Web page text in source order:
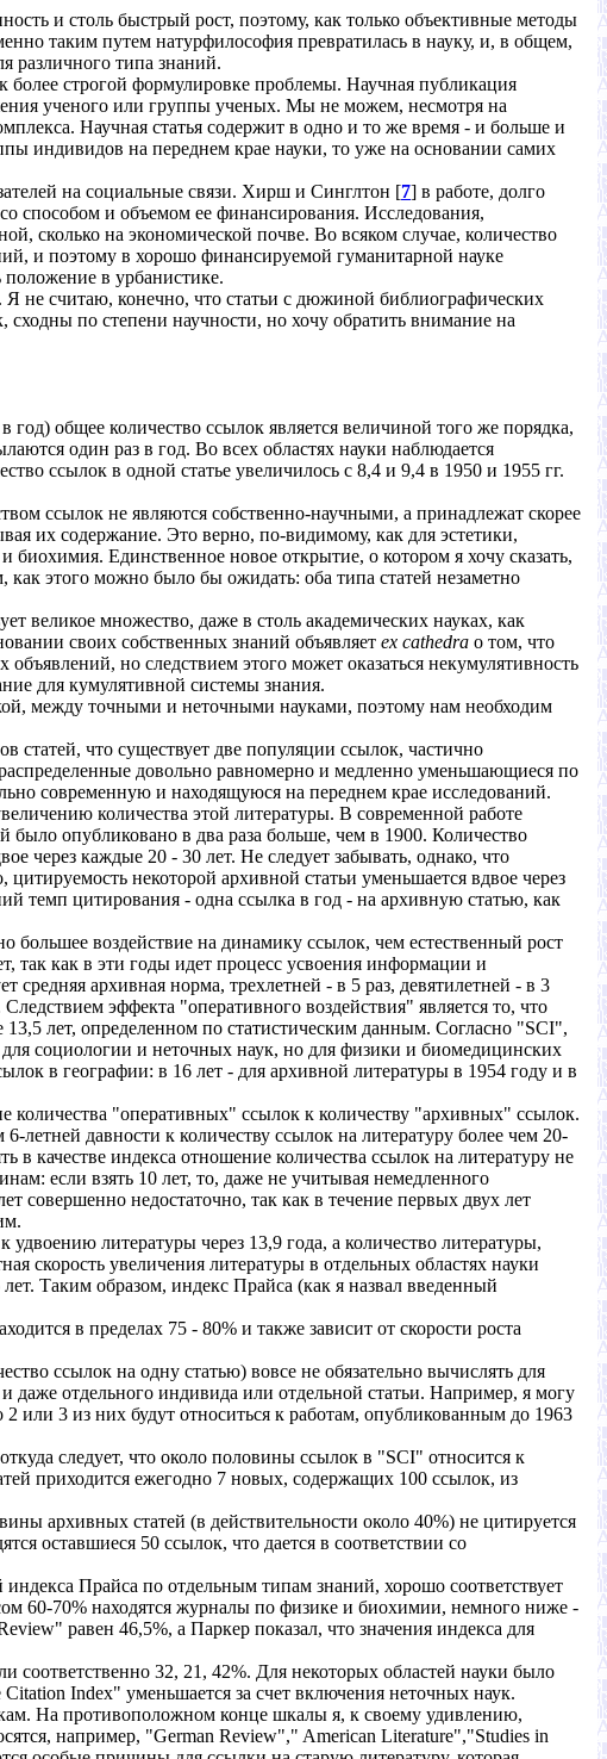
и столь быстрый рост, поэтому, как только объективные методы
таким путем натурфилософия превратилась в науку, и, в общем,
различного типа знаний.
более строгой формулировке проблемы. Научная публикация
ученого или группы ученых. Мы не можем, несмотря на
Научная статья содержит в одно и то же время - и больше и
индивидов на переднем крае науки, то уже на основании самих
на социальные связи. Хирш и Синглтон [7] в работе, долго
способом и объемом ее финансирования. Исследования,
сколько на экономической почве. Во всяком случае, количество
и поэтому в хорошо финансируемой гуманитарной науке
в урбанистике.
Я не считаю, конечно, что статьи с дюжиной библиографических
сходны по степени научности, но хочу обратить внимание на
общее количество ссылок является величиной того же порядка,
один раз в год. Во всех областях науки наблюдается
ссылок в одной статье увеличилось с 8,4 и 9,4 в 1950 и 1955 гг.
ссылок не являются собственно-научными, а принадлежат скорее
их содержание. Это верно, по-видимому, как для эстетики,
Единственное новое открытие, о котором я хочу сказать,
как этого можно было бы ожидать: оба типа статей незаметно
великое множество, даже в столь академических науках, как
своих собственных знаний объявляет ex cathedra о том, что
но следствием этого может оказаться некумулятивность
для кумулятивной системы знания.
между точными и неточными науками, поэтому нам необходим
статей, что существует две популяции ссылок, частично
довольно равномерно и медленно уменьшающиеся по
современную и находящуюся на переднем крае исследований.
количества этой литературы. В современной работе
было опубликовано в два раза больше, чем в 1900. Количество
через каждые 20 - 30 лет. Не следует забывать, однако, что
некоторой архивной статьи уменьшается вдвое через
темп цитирования - одна ссылка в год - на архивную статью, как
большее воздействие на динамику ссылок, чем естественный рост
как в эти годы идет процесс усвоения информации и
архивная норма, трехлетней - в 5 раз, девятилетней - в 3
эффекта "оперативного воздействия" является то, что
лет, определенном по статистическим данным. Согласно "SCI",
социологии и неточных наук, но для физики и биомедицинских
в географии: в 16 лет - для архивной литературы в 1954 году и в
"оперативных" ссылок к количеству "архивных" ссылок.
летней давности к количеству ссылок на литературу более чем 20-
качестве индекса отношение количества ссылок на литературу не
если взять 10 лет, то, даже не учитывая немедленного
совершенно недостаточно, так как в течение первых двух лет
литературы через 13,9 года, а количество литературы,
скорость увеличения литературы в отдельных областях науки
Таким образом, индекс Прайса (как я назвал введенный
в пределах 75 - 80% и также зависит от скорости роста
ссылок на одну статью) вовсе не обязательно вычислять для
даже отдельного индивида или отдельной статьи. Например, я могу
2 или 3 из них будут относиться к работам, опубликованным до 1963
следует, что около половины ссылок в "SCI" относится к
приходится ежегодно 7 новых, содержащих 100 ссылок, из
архивных статей (в действительности около 40%) не цитируется
оставшиеся 50 ссылок, что дается в соответствии со
Прайса по отдельным типам знаний, хорошо соответствует
60-70% находятся журналы по физике и биохимии, немного ниже -
равен 46,5%, а Паркер показал, что значения индекса для
32, 21, 42%. Для некоторых областей науки было
Index" уменьшается за счет включения неточных наук.
На противоположном конце шкалы я, к своему удивлению,
например, "German Review"," American Literature","Studies in